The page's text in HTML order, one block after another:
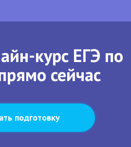
курс ЕГЭ по
сейчас
подготовку